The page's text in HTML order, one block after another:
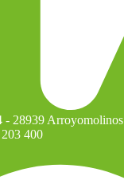
- 28939 Arroyomolinos
400